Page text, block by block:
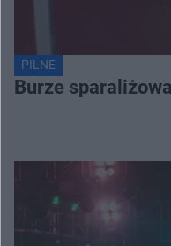
PILNE
Burze